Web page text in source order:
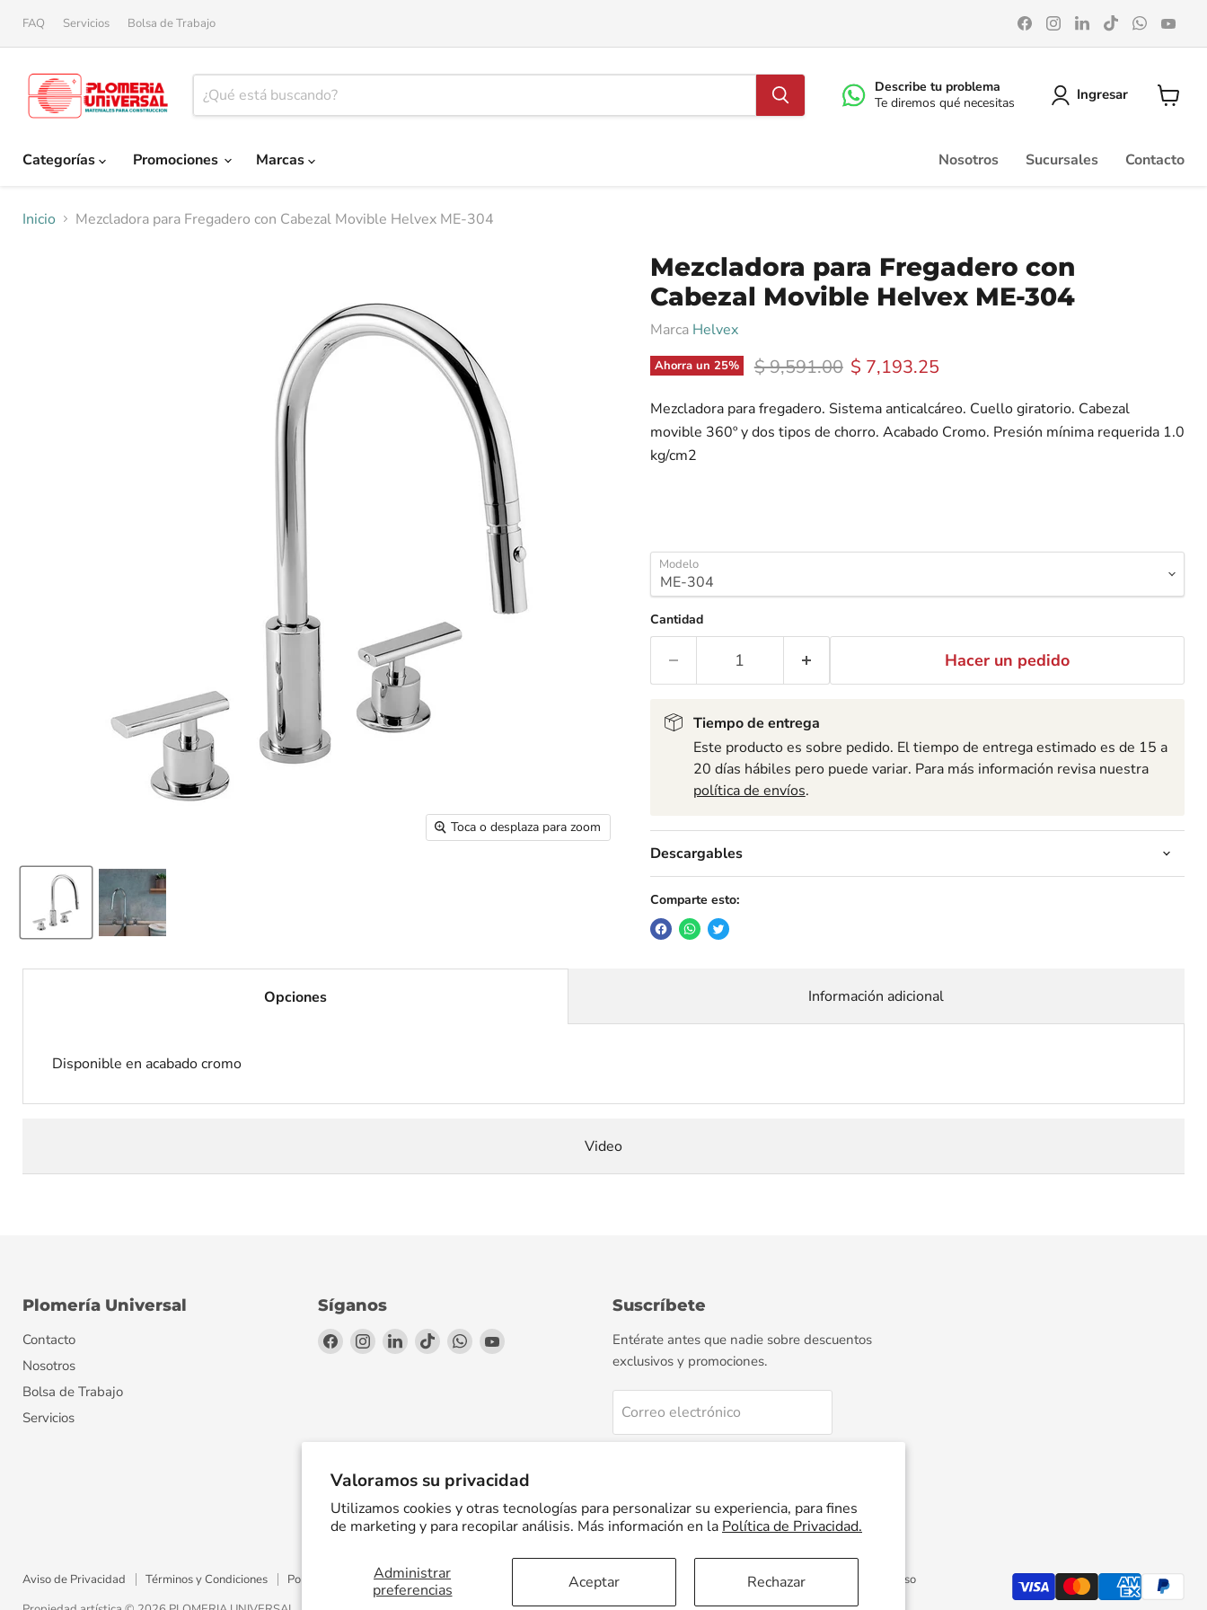
Valoramos su privacidad
Utilizamos cookies y otras tecnologías para personalizar su experiencia, para fines
de marketing y para recopilar análisis. Más información en la Política de Privacidad.
Administrar
preferencias
Aceptar Rechazar
FAQ Servicios Bolsa de Trabajo
Encuéntrenos
en
Facebook
Encuéntrenos
en
Instagram
Encuéntrenos
en
LinkedIn
Encuéntrenos
en
TikTok
en
Describe tu problema
Te diremos qué necesitas
Ingresar
Categorías
Promociones Marcas Nosotros Sucursales Contacto
Inicio Mezcladora para Fregadero con Cabezal Movible Helvex ME-304
Toca o desplaza para zoom
Mezcladora para Fregadero con
Cabezal Movible Helvex ME-304
Marca Helvex
Ahorra un 25% Precio original
$ 9,591.00 Precio actual
$ 7,193.25
Mezcladora para fregadero. Sistema anticalcáreo. Cuello giratorio. Cabezal
movible 360º y dos tipos de chorro. Acabado Cromo. Presión mínima requerida 1.0
kg/cm2
Modelo
Cantidad
Hacer un pedido
Tiempo de entrega
Este producto es sobre pedido. El tiempo de entrega estimado es de 15 a
20 días hábiles pero puede variar. Para más información revisa nuestra
política de envíos.
Descargables
Comparte esto:
Opciones
Disponible en acabado cromo
Información adicional
Video
Plomería Universal
Contacto
Nosotros
Bolsa de Trabajo
Servicios
Síganos
Encuéntrenos
Encuéntrenos
Encuéntrenos
Encuéntrenos
Encuéntrenos
Encuéntrenos
Suscríbete
Entérate antes que nadie sobre descuentos
exclusivos y promociones.
Correo electrónico
Aviso de Privacidad Términos y Condiciones Política de Envíos Facturación Electrónica Preguntas Frecuentes Términos del servicio
Política de reembolso